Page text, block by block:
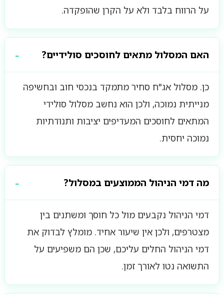
על הרווח בלבד ולא על הקרן שהופקדה.
האם המסלול מתאים לחוסכים סולידיים?
כן. מסלול אג"ח סחיר מתמקד בנכסי חוב ובחשיפה
מנייתית נמוכה, ולכן הוא נחשב מסלול סולידי
המתאים לחוסכים המעדיפים יציבות ותנודתיות
נמוכה יחסית.
מה דמי הניהול הממוצעים במסלול?
דמי הניהול נקבעים מול כל חוסך ומשתנים בין
מצטרפים, ולכן אין שיעור אחיד. מומלץ לבדוק את
דמי הניהול החלים עליכם, שכן הם משפיעים על
התשואה נטו לאורך זמן.